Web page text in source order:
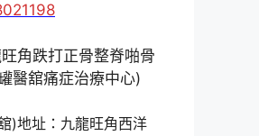
)地址：九龍旺角西洋